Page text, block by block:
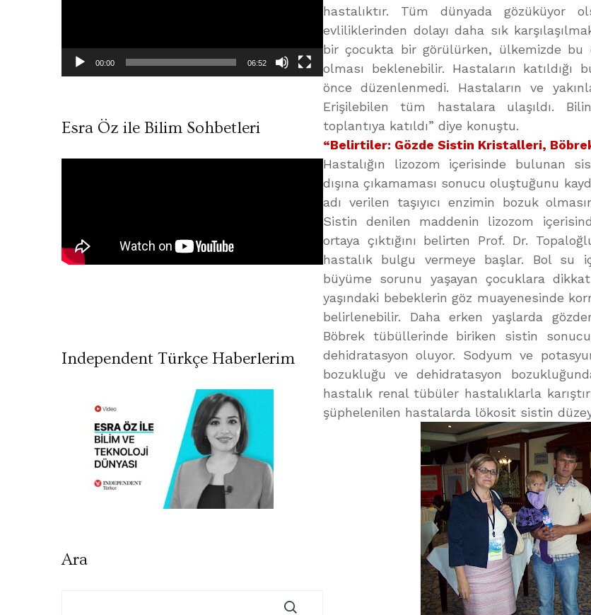
hastalıktır. Tüm dünyada gözüküyor
evliliklerinden dolayı daha sık
bir çocukta bir görülürken, ülkemizde bu
olması beklenebilir. Hastaların
önce düzenlenmedi. Hastaların ve
Erişilebilen tüm hastalara ulaşıldı.
toplantıya katıldı” diye konuştu.
“Belirtiler: Gözde Sistin Kristalleri,
Hastalığın lizozom içerisinde bulunan
dışına çıkamaması sonucu oluştuğunu
adı verilen taşıyıcı enzimin bozuk
Sistin denilen maddenin lizozom
ortaya çıktığını belirten Prof. Dr.
hastalık bulgu vermeye başlar. Bol su
büyüme sorunu yaşayan çocuklara dikkat
yaşındaki bebeklerin göz muayenesinde
belirlenebilir. Daha erken yaşlarda
Böbrek tübüllerinde biriken sistin
dehidratasyon oluyor. Sodyum ve
bozukluğu ve dehidratasyon
hastalık renal tübüler hastalıklarla
şüphelenilen hastalarda lökosit sistin
00:00 06:52
Esra Öz ile Bilim Sohbetleri
Independent Türkçe Haberlerim
Ara